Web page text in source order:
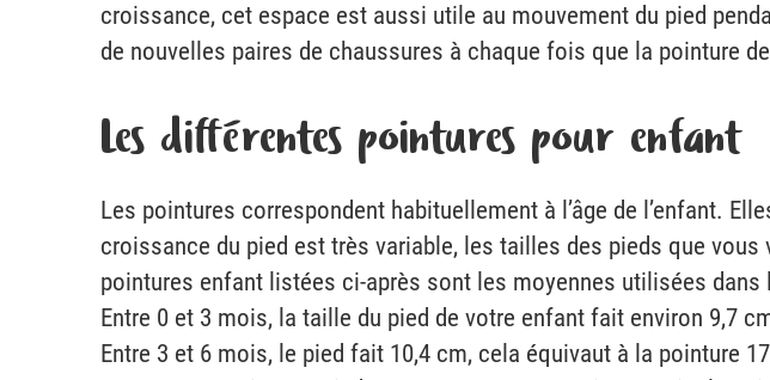
croissance, cet espace est aussi utile au mouvement du pied
de nouvelles paires de chaussures à chaque fois que la pointure
Les différentes pointures pour enfant
Les pointures correspondent habituellement à l’âge de l’enfant.
croissance du pied est très variable, les tailles des pieds que
pointures enfant listées ci-après sont les moyennes utilisées dans
Entre 0 et 3 mois, la taille du pied de votre enfant fait environ 9,7
Entre 3 et 6 mois, le pied fait 10,4 cm, cela équivaut à la pointure